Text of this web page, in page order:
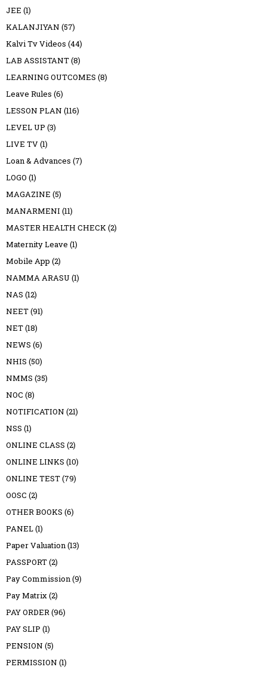
JEE (1)
KALANJIYAN (57)
Kalvi Tv Videos (44)
LAB ASSISTANT(8)
LEARNING OUTCOMES (8)
Leave Rules (6)
LESSON PLAN (116)
LEVEL UP (3)
LIVE TV(1)
Loan & Advances (7)
LOGO (1)
MAGAZINE (5)
MANARMENI (11)
MASTER HEALTH CHECK(2)
Maternity Leave (1)
Mobile App (2)
NAMMA ARASU (1)
NAS (12)
NEET(91)
NET(18)
NEWS (6)
NHIS (50)
NMMS (35)
NOC (8)
NOTIFICATION (21)
NSS (1)
ONLINE CLASS (2)
ONLINE LINKS (10)
ONLINE TEST(79)
OOSC (2)
OTHER BOOKS (6)
PANEL(1)
Paper Valuation(13)
PASSPORT(2)
Pay Commission(9)
Pay Matrix(2)
PAY ORDER(96)
PAY SLIP (1)
PENSION (5)
PERMISSION (1)